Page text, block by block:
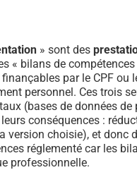
» sont des
« bilans de
par le CPF ou
personnel. Ces trois
(bases de données
conséquences :
version choisie), et donc
réglementé car les
professionnelle.